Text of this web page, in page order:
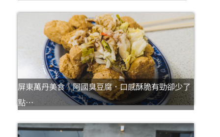
屏東萬丹美食｜阿國臭豆腐．口感酥脆有勁卻少了
點…